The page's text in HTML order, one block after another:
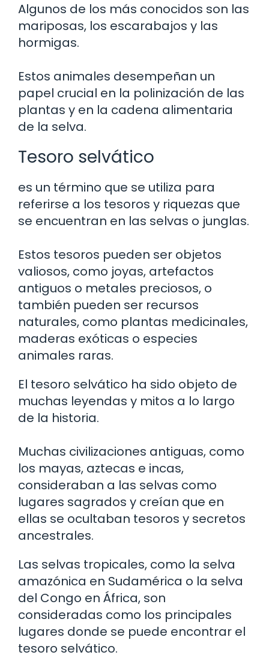
Algunos de los más conocidos son las
mariposas, los escarabajos y las
hormigas.
Estos animales desempeñan un
papel crucial en la polinización de las
plantas y en la cadena alimentaria
de la selva.
Tesoro selvático
es un término que se utiliza para
referirse a los tesoros y riquezas que
se encuentran en las selvas o junglas.
Estos tesoros pueden ser objetos
valiosos, como joyas, artefactos
antiguos o metales preciosos, o
también pueden ser recursos
naturales, como plantas medicinales,
maderas exóticas o especies
animales raras.
El tesoro selvático ha sido objeto de
muchas leyendas y mitos a lo largo
de la historia.
Muchas civilizaciones antiguas, como
los mayas, aztecas e incas,
consideraban a las selvas como
lugares sagrados y creían que en
ellas se ocultaban tesoros y secretos
ancestrales.
Las selvas tropicales, como la selva
amazónica en Sudamérica o la selva
del Congo en África, son
consideradas como los principales
lugares donde se puede encontrar el
tesoro selvático.